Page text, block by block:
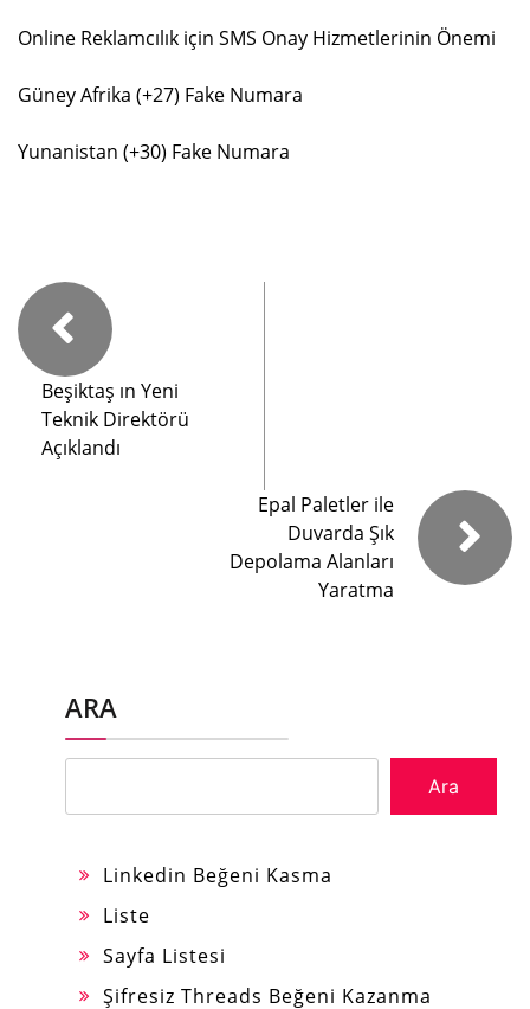
Online Reklamcılık için SMS Onay Hizmetlerinin Önemi
Güney Afrika (+27) Fake Numara
Yunanistan (+30) Fake Numara
Beşiktaş ın Yeni
Teknik Direktörü
Açıklandı
Epal Paletler ile
Duvarda Şık
Depolama Alanları
Yaratma
ARA
Ara
Linkedin Beğeni Kasma
Liste
Sayfa Listesi
Şifresiz Threads Beğeni Kazanma